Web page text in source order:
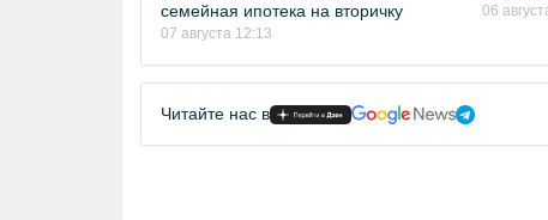
семейная ипотека на вторичку
07 августа 12:13
06
Читайте нас в